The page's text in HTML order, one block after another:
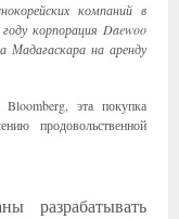
компаний в
корпорация Daewoo
Мадагаскара на аренду
эта покупка
продовольственной
разрабатывать